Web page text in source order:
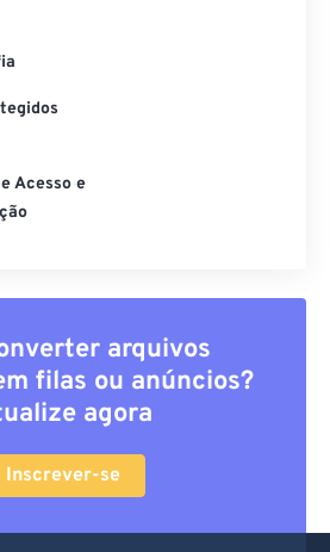
Acesso e
arquivos
filas ou anúncios?
agora
Inscrever-se